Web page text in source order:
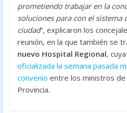
prometiendo trabajar en la
soluciones para con el sistema
ciudad”, explicaron los
reunión, en la que también se
nuevo Hospital Regional, cuya
oficializada la semana pasada
convenio entre los ministros de
Provincia.